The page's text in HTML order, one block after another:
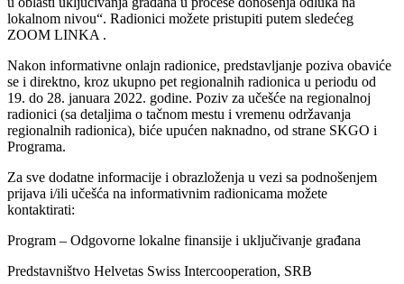
lokalnom nivou“. Radionici možete pristupiti putem sledećeg
ZOOM LINKA .
Nakon informativne onlajn radionice, predstavljanje poziva obaviće
se i direktno, kroz ukupno pet regionalnih radionica u periodu od
19. do 28. januara 2022. godine. Poziv za učešće na regionalnoj
radionici (sa detaljima o tačnom mestu i vremenu održavanja
regionalnih radionica), biće upućen naknadno, od strane SKGO i
Programa.
Za sve dodatne informacije i obrazloženja u vezi sa podnošenjem
prijava i/ili učešća na informativnim radionicama možete
kontaktirati:
Program – Odgovorne lokalne finansije i uključivanje građana
Predstavništvo Helvetas Swiss Intercooperation, SRB